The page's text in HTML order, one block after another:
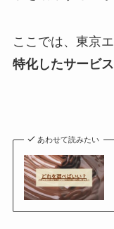
ここでは、東京
特化したサービス
あわせて読みたい